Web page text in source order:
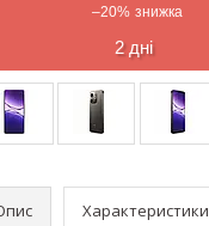
–20%
2 дні
Характеристики